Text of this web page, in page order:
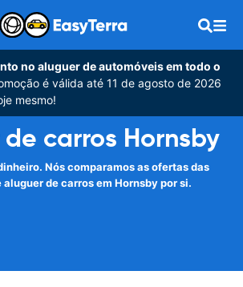
no aluguer de automóveis em todo o
é válida até 11 de agosto de 2026
mesmo!
carros Hornsby
Nós comparamos as ofertas das
aluguer de carros em Hornsby por si.